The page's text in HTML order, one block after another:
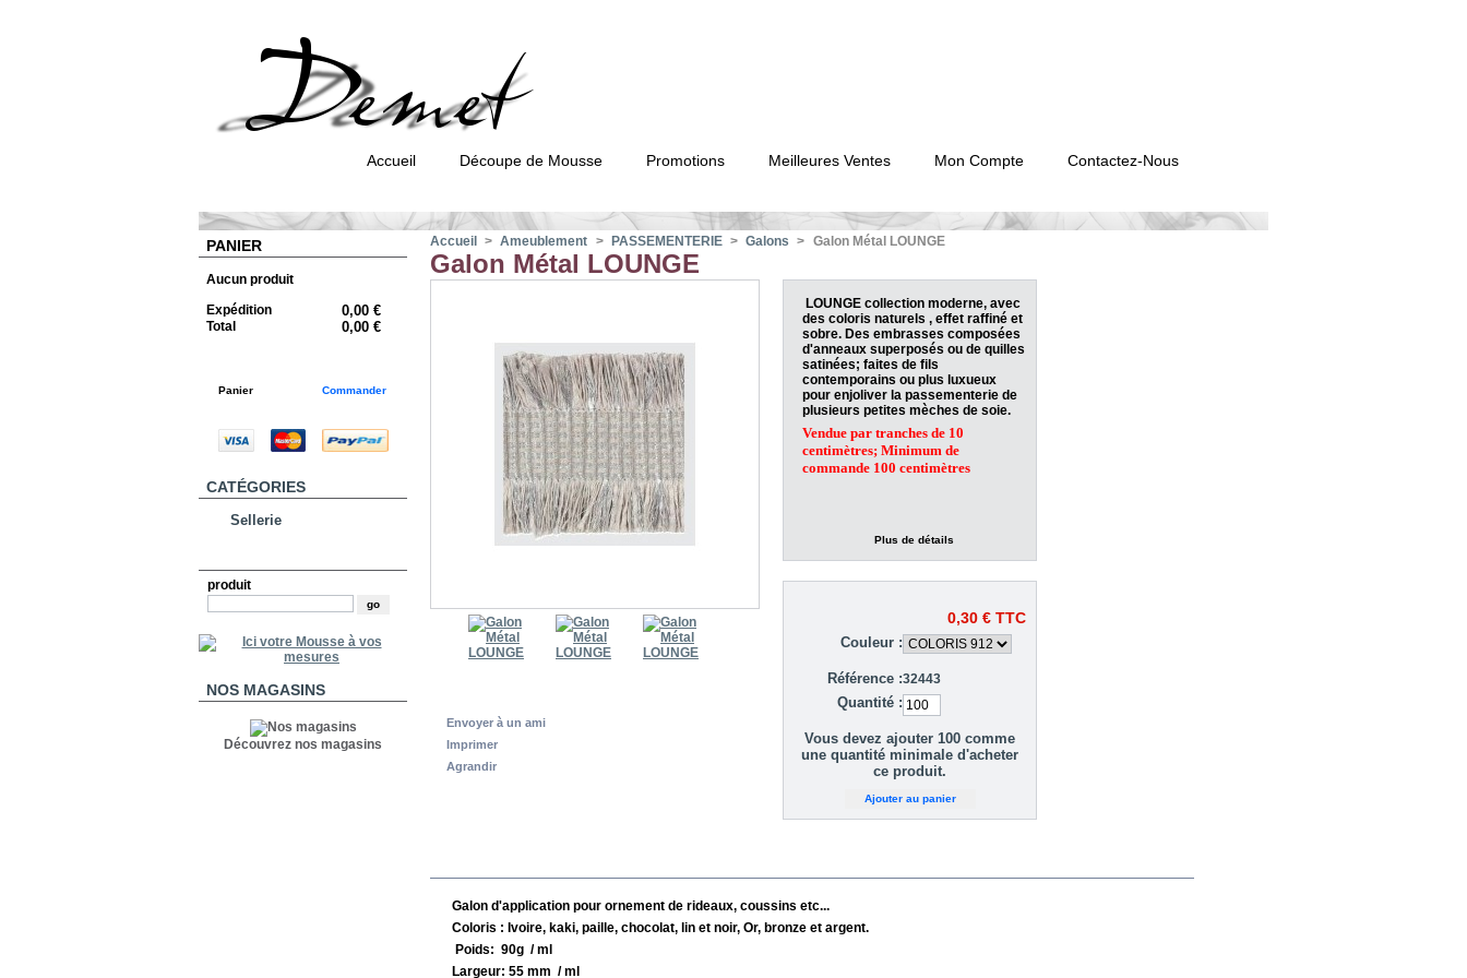
Accueil Découpe de Mousse Promotions Meilleures Ventes Mon Compte Contactez-Nous
PANIER
Aucun produit
Expédition
0,00 €
Total 0,00 €
Panier Commander
CATÉGORIES
Sellerie
produit
NOS MAGASINS
Découvrez nos magasins
Accueil > Ameublement > PASSEMENTERIE > Galons > Galon Métal LOUNGE
Galon Métal LOUNGE
Envoyer à un ami
Imprimer
Agrandir
LOUNGE collection moderne, avec
des coloris naturels , effet raffiné et
sobre. Des embrasses composées
d'anneaux superposés ou de quilles
satinées; faites de fils
contemporains ou plus luxueux
pour enjoliver la passementerie de
plusieurs petites mèches de soie.
Vendue par tranches de 10
centimètres; Minimum de
commande 100 centimètres
Plus de détails
0,30 €TTC
Couleur :
Référence :32443
Quantité :
Vous devez ajouter 100 comme
une quantité minimale d'acheter
ce produit.
Galon d'application pour ornement de rideaux, coussins etc...
Coloris : Ivoire, kaki, paille, chocolat, lin et noir, Or, bronze et argent.
Poids: 90g / ml
Largeur: 55 mm / ml